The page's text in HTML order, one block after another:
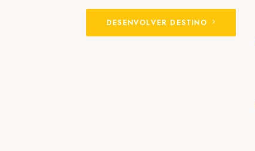
DESENVOLVER DESTINO